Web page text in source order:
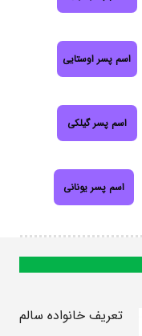
اسم پسر اوستایی
اسم پسر گیلکی
اسم پسر یونانی
تعریف خانواده سالم